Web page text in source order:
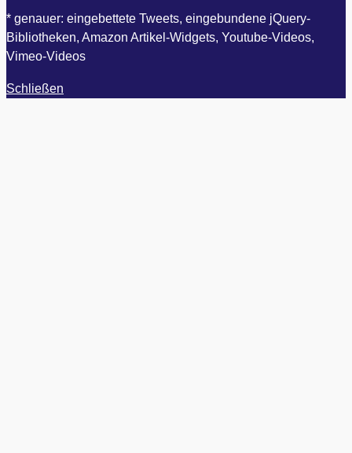
* genauer: eingebettete Tweets, eingebundene jQuery-
Bibliotheken, Amazon Artikel-Widgets, Youtube-Videos,
Vimeo-Videos
Schließen